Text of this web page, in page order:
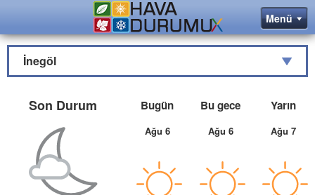
İnegöl
Son Durum Bugün
Ağu 6
Bu gece
Ağu 6
Yarın
Ağu 7